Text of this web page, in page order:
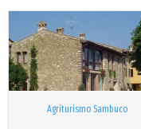
Agriturismo Sambuco